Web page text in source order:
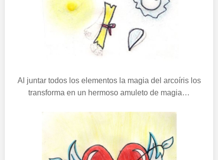
Al juntar todos los elementos la magia del arcoíris los
transforma en un hermoso amuleto de magia…